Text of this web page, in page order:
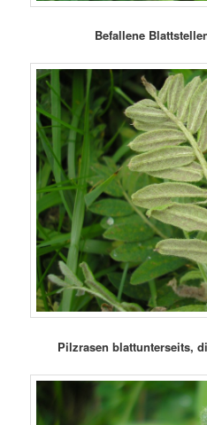
Befallene
Pilzrasen blattunterseits,